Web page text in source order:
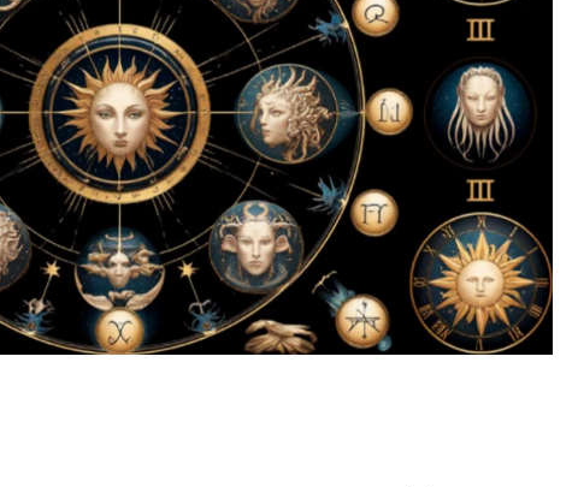
Двухуровневые номера и вид на горы.
Каким будет новый бутик-отель
«Белкур» в Белокурихе
ДОМА И КВАРТИРЫ
Смелость архитектурных
Генеральный директор
ЗИАС — об эстетике
трендах в фасадах и
СТРОИТЕЛЬСТВО